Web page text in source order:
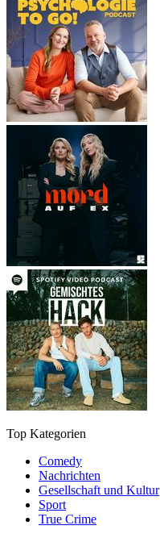
Top Kategorien
Comedy
Nachrichten
Gesellschaft und Kultur
Sport
True Crime